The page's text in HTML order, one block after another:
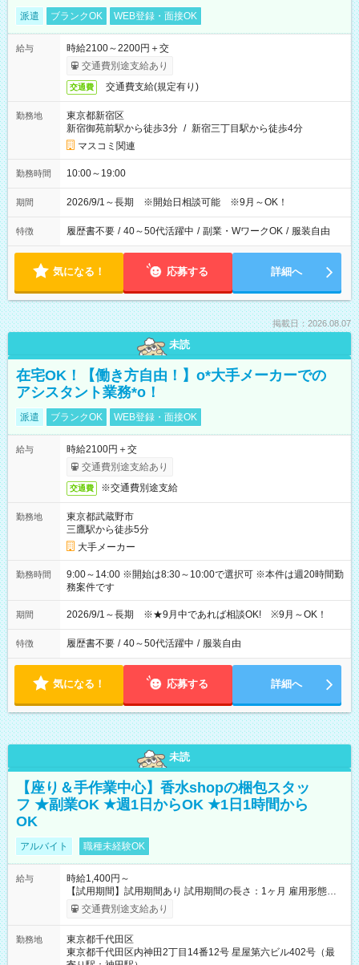
派遣 ブランクOK WEB登録・面接OK
給与
時給2100～2200円＋交
交通費別途支給あり
交通費 交通費支給(規定有り)
勤務地
東京都新宿区
新宿御苑前駅から徒歩3分 / 新宿三丁目駅から徒歩4分
マスコミ関連
勤務時間 10:00～19:00
期間 2026/9/1～長期 ※開始日相談可能 ※9月～OK！
特徴 履歴書不要 / 40～50代活躍中 / 副業・WワークOK / 服装自由
気になる！ 応募する 詳細へ
掲載日：2026.08.07
未読
在宅OK！【働き方自由！】o*大手メーカーでの
アシスタント業務*o！
派遣 ブランクOK WEB登録・面接OK
給与
時給2100円＋交
交通費別途支給あり
交通費 ※交通費別途支給
勤務地
東京都武蔵野市
三鷹駅から徒歩5分
大手メーカー
勤務時間
9:00～14:00 ※開始は8:30～10:00で選択可 ※本件は週20時間勤
務案件です
期間 2026/9/1～長期 ※★9月中であれば相談OK! ※9月～OK！
特徴 履歴書不要 / 40～50代活躍中 / 服装自由
気になる！ 応募する 詳細へ
未読
【座り＆手作業中心】香水shopの梱包スタッ
フ ★副業OK ★週1日からOK ★1日1時間から
OK
アルバイト 職種未経験OK
給与
時給1,400円～
【試用期間】試用期間あり 試用期間の長さ：1ヶ月 雇用形態、
給与は本採用時と同じです。
交通費別途支給あり
勤務地
東京都千代田区
東京都千代田区内神田2丁目14番12号 星屋第六ビル402号（最